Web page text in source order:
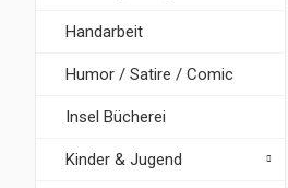
Handarbeit
Humor / Satire / Comic
Insel Bücherei
Kinder & Jugend